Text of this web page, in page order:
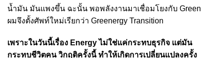
น้ำมัน มันแพงขึ้น ฉะนั้น พอพลังงานมาเชื่อมโยงกับ Green
ผมจึงตั้งศัพท์ใหม่เรียกว่า Greenergy Transition
เพราะในวันนี้เรื่อง Energy ไม่ใช่แค่กระทบธุรกิจ แต่มัน
กระทบชีวิตคน วิกฤติครั้งนี้ ทำให้เกิดการเปลี่ยนแปลงครั้ง